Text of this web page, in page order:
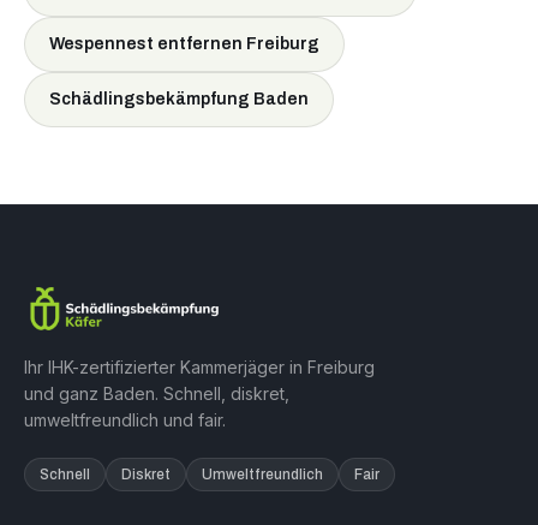
Wespennest entfernen Freiburg
Schädlingsbekämpfung Baden
Ihr IHK-zertifizierter Kammerjäger in Freiburg
und ganz Baden. Schnell, diskret,
umweltfreundlich und fair.
Schnell Diskret Umweltfreundlich Fair